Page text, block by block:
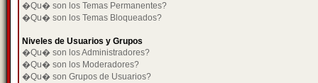
�Qu� son los Temas Permanentes?
�Qu� son los Temas Bloqueados?
Niveles de Usuarios y Grupos
�Qu� son los Administradores?
�Qu� son los Moderadores?
�Qu� son Grupos de Usuarios?